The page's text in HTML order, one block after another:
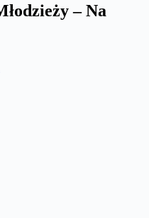
– Na